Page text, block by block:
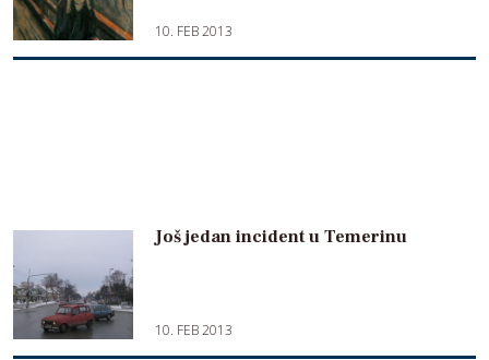
10. FEB 2013
Još jedan incident u Temerinu
10. FEB 2013